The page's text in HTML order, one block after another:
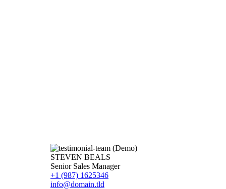
STEVEN BEALS
Senior Sales Manager
+1 (987) 1625346
info@domain.tld